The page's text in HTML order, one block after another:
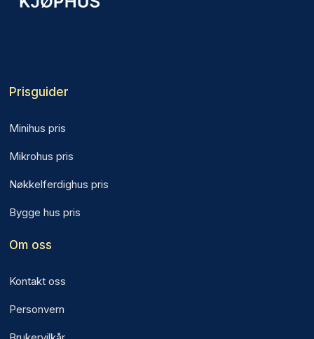
Prisguider
Minihus pris
Mikrohus pris
Nøkkelferdighus pris
Bygge hus pris
Om oss
Kontakt oss
Personvern